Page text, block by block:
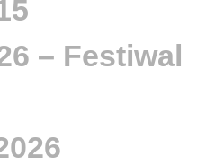
– Festiwal